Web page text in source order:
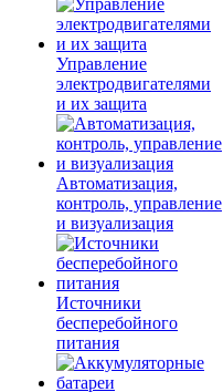
Управление
электродвигателями
и их защита
Автоматизация,
контроль, управление
и визуализация
Источники
бесперебойного
питания